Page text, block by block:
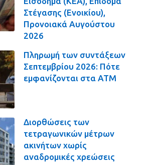
Στέγασης (Ενοικίου),
Προνοιακά Αυγούστου
2026
Πληρωμή των συντάξεων
Σεπτεμβρίου 2026: Πότε
εμφανίζονται στα ΑΤΜ
Διορθώσεις των
τετραγωνικών μέτρων
ακινήτων χωρίς
αναδρομικές χρεώσεις